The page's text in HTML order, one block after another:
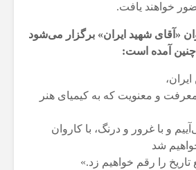
خواهند یافت.
«آقای شهید ایران» برگزار می‌شود
آمده است:
معرفت و معنویت که به کیمیای هنر
و با غرور و درنگ، با کاروان
شد
تاریخ را رقم خواهیم زد.»